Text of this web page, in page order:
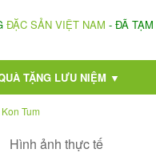
ĐẶC SẢN VIỆT NAM - ĐÃ
TẶNG LƯU NIỆM ▼
Tum
Hình ảnh thực tế